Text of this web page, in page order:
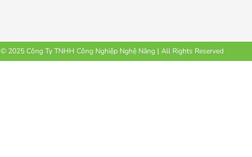
© 2025 Công Ty TNHH Công Nghiệp Nghệ Năng | All Rights Reserved